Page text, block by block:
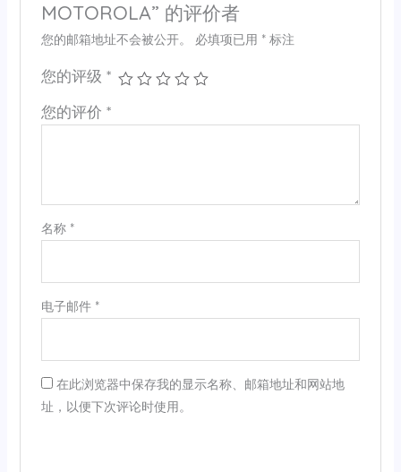
MOTOROLA” 的评价者
您的邮箱地址不会被公开。 必填项已用 *标注
您的评级 *
您的评价 *
名称 *
电子邮件 *
在此浏览器中保存我的显示名称、邮箱地址和网站地
址，以便下次评论时使用。